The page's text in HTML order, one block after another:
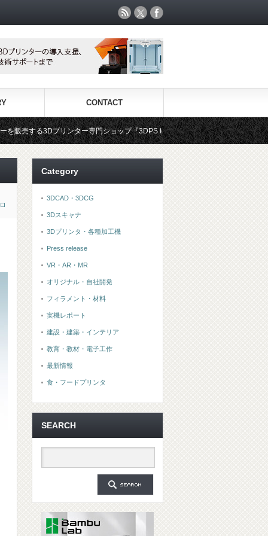
CONTACT
門ショップ『3DPS id.arts』 3Dプリンタ用材料専門ショップ『
Category
3DCAD・3DCG
3Dスキャナ
3Dプリンタ・各種加工機
Press release
VR・AR・MR
オリジナル・自社開発
フィラメント・材料
実機レポート
建設・建築・インテリア
教育・教材・電子工作
最新情報
食・フードプリンタ
SEARCH